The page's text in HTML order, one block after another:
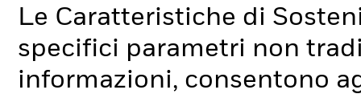
Le Caratteristiche di
specifici parametri non
informazioni, consentono